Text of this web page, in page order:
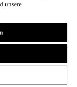
unsere